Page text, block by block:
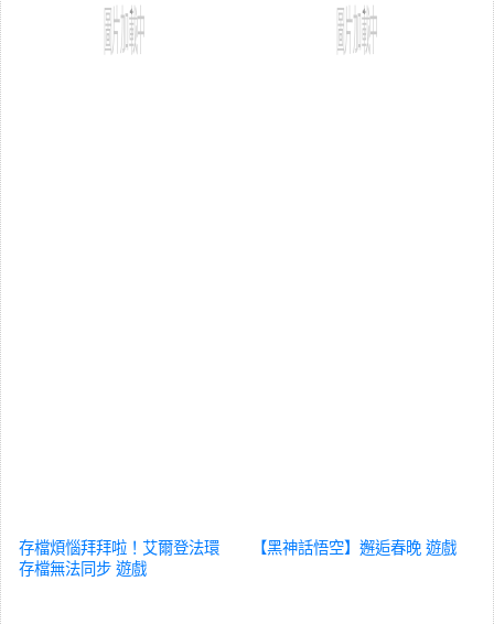
存檔煩惱拜拜啦！艾爾登法環
存檔無法同步 遊戲
【黑神話悟空】邂逅春晚 遊戲